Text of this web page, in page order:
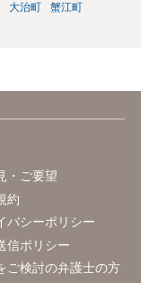
大治町
蟹江町
・ご要望
約
バシーポリシー
信ポリシー
ご検討の弁護士の方